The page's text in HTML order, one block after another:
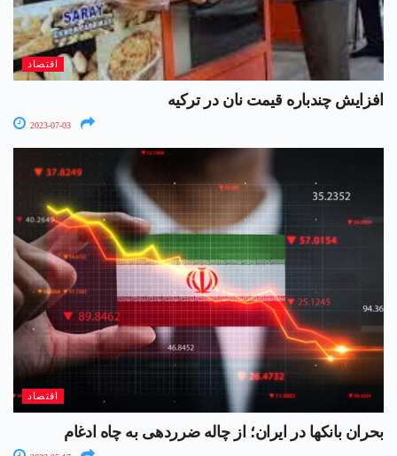
اقتصاد
افزایش چندباره قیمت نان در ترکیه
2023-07-03
اقتصاد
بحران بانکها در ایران؛ از چاله ضرردهی به چاه ادغام